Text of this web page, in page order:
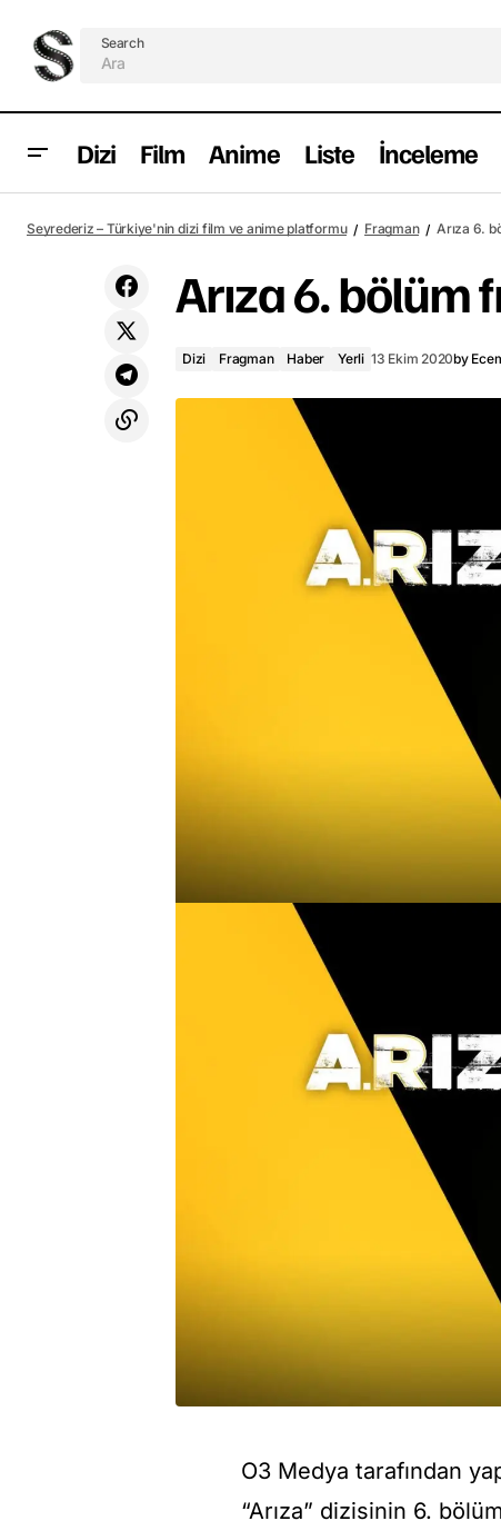
Search
Dizi Film Anime Liste İnceleme
yayımlandı
Seyrederiz – Türkiye'nin dizi film ve anime platformu Fragman Arıza 6.
Arıza 6. bölüm
Dizi Fragman Haber Yerli 13 Ekim 2020by
O3 Medya tarafından
“Arıza” dizisinin 6.